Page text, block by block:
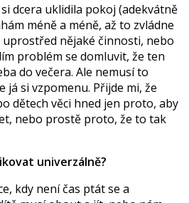
dcera uklidila pokoj (adekvátně
méně a méně, až to zvládne
uprostřed nějaké činnosti, nebo
problém se domluvit, že ten
do večera. Ale nemusí to
já si vzpomenu. Přijde mi, že
dětech věci hned jen proto, aby
nebo prostě proto, že to tak
univerzálně?
kdy není čas ptát se a